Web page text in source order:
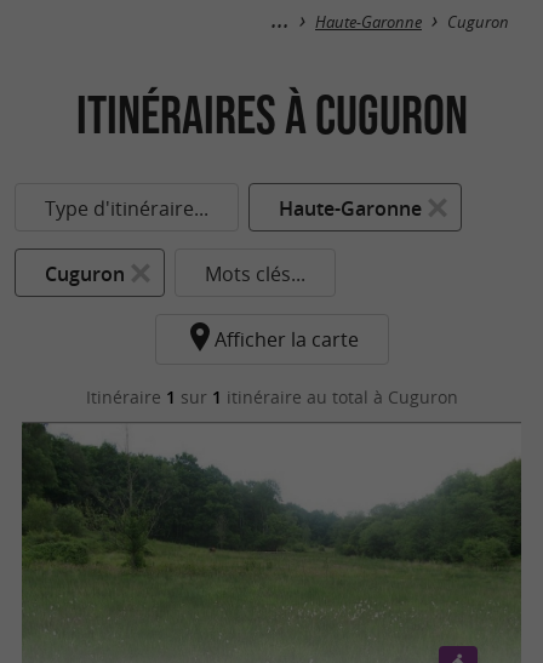
Haute-Garonne Cuguron
itinéraires à Cuguron
Type d'itinéraire... Haute-Garonne
Cuguron Mots clés...
Afficher la carte
Itinéraire 1 sur 1 itinéraire au total à Cuguron